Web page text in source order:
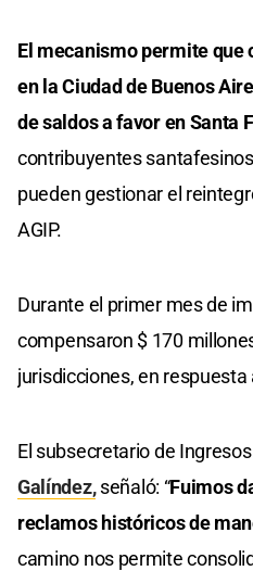
El mecanismo permite
en la Ciudad de Buenos
de saldos a favor en Santa
contribuyentes
pueden gestionar el
AGIP.
Durante el primer mes de
compensaron $ 170
jurisdicciones, en
El subsecretario de
Galíndez,señaló: “Fuimos
reclamos históricos de
camino nos permite